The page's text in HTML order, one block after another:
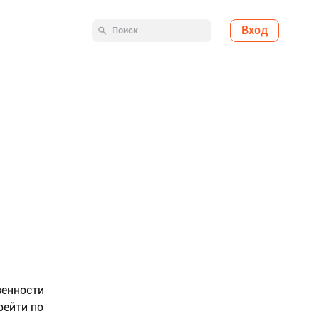
Вход
по